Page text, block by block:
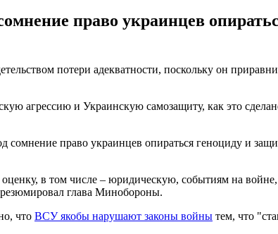
право украинцев
потери адекватности, поскольку он
агрессию и Украинскую самозащиту, как это
сомнение право украинцев опираться геноциду и
в том числе – юридическую, событиям на
глава Минобороны.
что ВСУ якобы нарушают законы войны тем, что